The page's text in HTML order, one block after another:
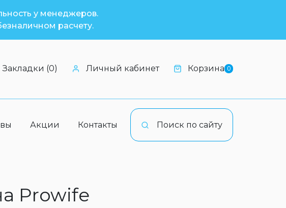
у менеджеров.
расчету.
Закладки (0) Личный кабинет Корзина 0
Поиск по сайту
Акции Контакты
Prowife